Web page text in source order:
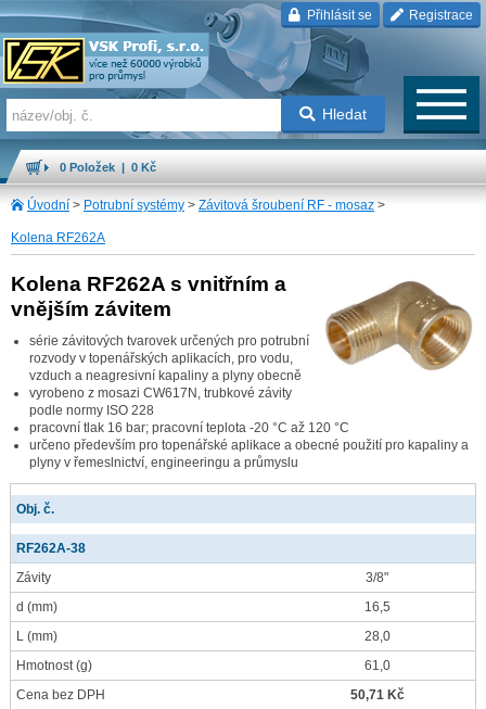
Přihlásit se Registrace
Hledat
0 Položek | 0 Kč
Úvodní > Potrubní systémy > Závitová šroubení RF - mosaz >
Kolena RF262A
Kolena RF262A s vnitřním a
vnějším závitem
série závitových tvarovek určených pro potrubní
rozvody v topenářských aplikacích, pro vodu,
vzduch a neagresivní kapaliny a plyny obecně
vyrobeno z mosazi CW617N, trubkové závity
podle normy ISO 228
pracovní tlak 16 bar; pracovní teplota -20 °C až 120 °C
určeno především pro topenářské aplikace a obecné použití pro kapaliny a
plyny v řemeslnictví, engineeringu a průmyslu
Obj. č.
RF262A-38
Závity
3/8"
d (mm)
16,5
L (mm)
28,0
Hmotnost(g)
61,0
Cena bez DPH
50,71 Kč